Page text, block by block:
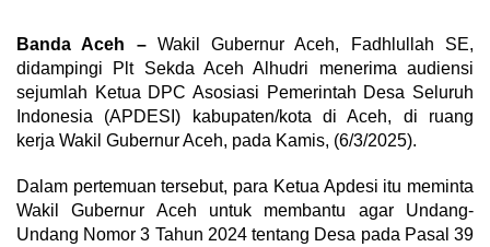
Banda Aceh –Wakil Gubernur Aceh, Fadhlullah SE,
didampingi Plt Sekda Aceh Alhudri menerima audiensi
sejumlah Ketua DPC Asosiasi Pemerintah Desa Seluruh
Indonesia (APDESI) kabupaten/kota di Aceh, di ruang
kerja Wakil Gubernur Aceh, pada Kamis, (6/3/2025).
Dalam pertemuan tersebut, para Ketua Apdesi itu meminta
Wakil Gubernur Aceh untuk membantu agar Undang-
Undang Nomor 3 Tahun 2024 tentang Desa pada Pasal 39